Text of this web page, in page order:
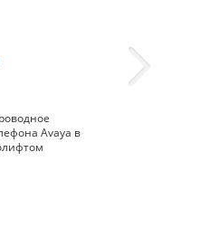
Avaya в